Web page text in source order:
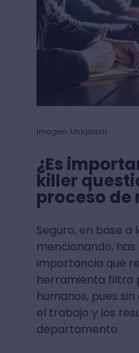
Imagen: Unsplash
¿Es
killer
proceso
Seguro, en base a
mencionando,
importancia que
herramienta filtro
humanos, pues
el trabajo y los
departamento.